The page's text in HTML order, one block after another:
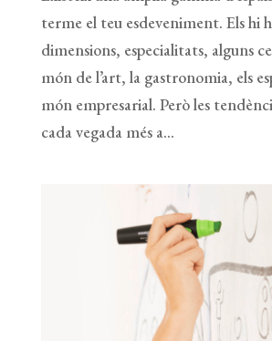
terme el teu esdeveniment. Els hi
dimensions, especialitats, alguns
món de l’art, la gastronomia, els
món empresarial. Però les
cada vegada més a...